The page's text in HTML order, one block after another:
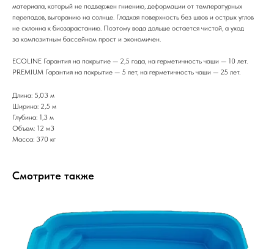
материала, который не подвержен гниению, деформации от температурных
перепадов, выгоранию на солнце. Гладкая поверхность без швов и острых углов
не склонна к биозарастанию. Поэтому вода дольше остается чистой, а уход
за композитным бассейном прост и экономичен.
ECOLINE Гарантия на покрытие — 2,5 года, на герметичность чаши — 10 лет.
PREMIUM Гарантия на покрытие — 5 лет, на герметичность чаши — 25 лет.
Длина: 5,03 м
Ширина: 2,5 м
Глубина: 1,3 м
Объем: 12 м3
Масса: 370 кг
Смотрите также